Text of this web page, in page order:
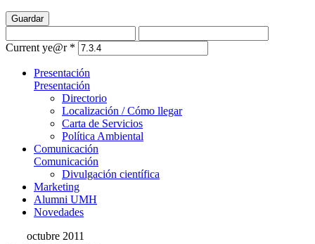
Guardar
Current ye@r *
Presentación
Presentación
Directorio
Localización / Cómo llegar
Carta de Servicios
Política Ambiental
Comunicación
Comunicación
Divulgación científica
Marketing
Alumni UMH
Novedades
octubre 2011